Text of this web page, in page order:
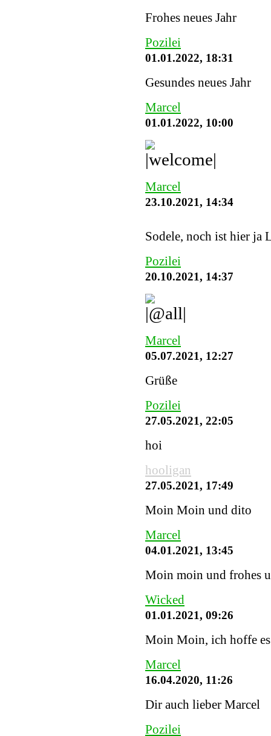
Frohes neues Jahr
Pozilei
01.01.2022, 18:31
Gesundes neues Jahr
Marcel
01.01.2022, 10:00
Marcel
23.10.2021, 14:34
Sodele, noch ist hier ja
Pozilei
20.10.2021, 14:37
Marcel
05.07.2021, 12:27
Grüße
Pozilei
27.05.2021, 22:05
hoi
hooligan
27.05.2021, 17:49
Moin Moin und dito
Marcel
04.01.2021, 13:45
Moin moin und frohes
Wicked
01.01.2021, 09:26
Moin Moin, ich hoffe
Marcel
16.04.2020, 11:26
Dir auch lieber Marcel
Pozilei